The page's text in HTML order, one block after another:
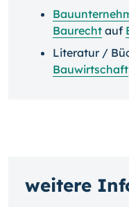
Baurecht auf
Literatur /
Bauwirtschaft
weitere